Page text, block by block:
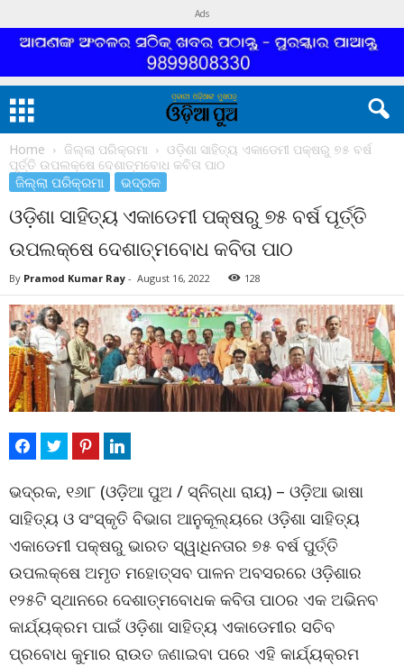
Ads
Home ଜିଲ୍ଲା ପରିକ୍ରମା
ଓଡ଼ିଶା ସାହିତ୍ୟ ଏକାଡେମୀ ପକ୍ଷରୁ ୭୫ ବର୍ଷ
ପୂର୍ତ୍ତି ଉପଲକ୍ଷେ ଦେଶାତ୍ମବୋଧ କବିତା ପାଠ
ଜିଲ୍ଲା ପରିକ୍ରମା ଭଦ୍ରକ
ଓଡ଼ିଶା ସାହିତ୍ୟ ଏକାଡେମୀ ପକ୍ଷରୁ ୭୫ ବର୍ଷ ପୂର୍ତ୍ତି
ଉପଲକ୍ଷେ ଦେଶାତ୍ମବୋଧ କବିତା ପାଠ
By Pramod Kumar Ray - August 16, 2022 128
ଭଦ୍ରକ, ୧୬ା୮ (ଓଡ଼ିଆ ପୁଅ / ସ୍ନିଗ୍ଧା ରାୟ) – ଓଡ଼ିଆ ଭାଷା
ସାହିତ୍ୟ ଓ ସଂସ୍କୃତି ବିଭାଗ ଆନୁକୂଲ୍ୟରେ ଓଡ଼ିଶା ସାହିତ୍ୟ
ଏକାଡେମୀ ପକ୍ଷରୁ ଭାରତ ସ୍ୱାଧିନତାର ୭୫ ବର୍ଷ ପୁର୍ତ୍ତି
ଉପଲକ୍ଷେ ଅମୃତ ମହୋତ୍ସବ ପାଳନ ଅବସରରେ ଓଡ଼ିଶାର
୧୨୫ଟି ସ୍ଥାନରେ ଦେଶାତ୍ମବୋଧକ କବିତା ପାଠର ଏକ ଅଭିନବ
କାର୍ଯ୍ୟକ୍ରମ ପାଇଁ ଓଡ଼ିଶା ସାହିତ୍ୟ ଏକାଡେମୀର ସଚିବ
ପ୍ରବୋଧ କୁମାର ରାଉତ ଜଣାଇବା ପରେ ଏହି କାର୍ଯ୍ୟକ୍ରମ